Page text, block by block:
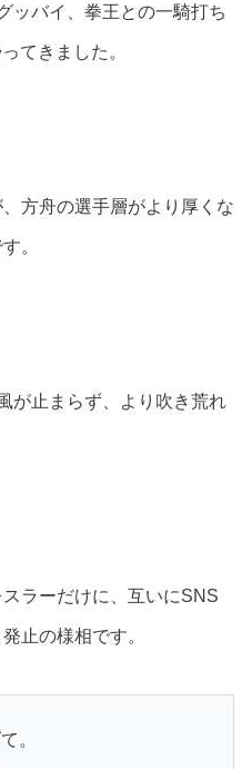
ッバイ、拳王との一騎打ち
てきました。
方舟の選手層がより厚くな
。
が止まらず、より吹き荒れ
ラーだけに、互いにSNS
止の様相です。
。